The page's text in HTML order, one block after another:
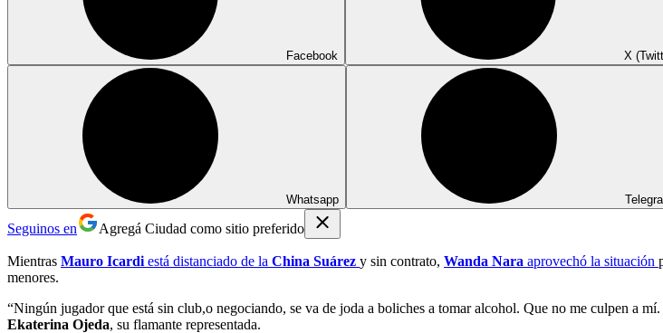
Facebook X
Whatsapp
Seguinos en Agregá Ciudad como sitio preferido
Mientras Mauro Icardi está distanciado de la China Suárez y sin contrato, Wanda Nara aprovechó la situación
menores.
“Ningún jugador que está sin club,o negociando, se va de joda a boliches a tomar alcohol. Que no me culpen a mí.
Ekaterina Ojeda, su flamante representada.